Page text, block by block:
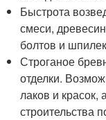
Быстрота
смеси,
болтов и
Строганое
отделки.
лаков и красок,
строительства